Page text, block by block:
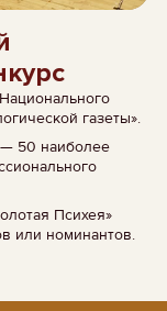
газеты».
50 наиболее
Психея»
или номинантов.